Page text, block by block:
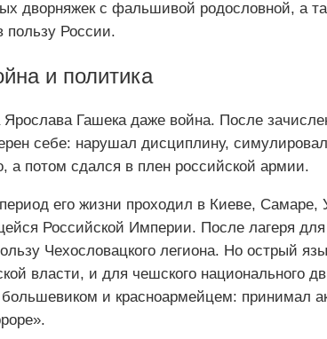
дворняжек с фальшивой родословной, а
пользу России.
и политика
Гашека даже война. После
себе: нарушал дисциплину,
а потом сдался в плен российской армии.
его жизни проходил в Киеве, Самаре,
Российской Империи. После лагеря
Чехословацкого легиона. Но острый
власти, и для чешского национального
и красноармейцем: принимал